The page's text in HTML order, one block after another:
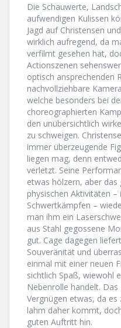
Die Schauwerte,
aufwendigen Kulissen
Jagd auf Christensen
wirklich aufregend, da
verfilmt gesehen hat,
Actionszenen
optisch ansprechenden
nachvollziehbare
welche besonders bei
choreographierten
den unübersichtlich
zu schweigen.
immer überzeugende
liegen mag, denn
verletzt. Seine
etwas hölzern, aber
physischen Aktivitäten
Schwertkämpfen –
man ihm ein
aus Stahl gegossene
gut. Cage dagegen
Souveränität und
einmal mit einer neuen
sichtlich Spaß, wiewohl
Nebenrolle handelt.
Vergnügen etwas, da
lahm daher kommt,
guten Auftritt hin.